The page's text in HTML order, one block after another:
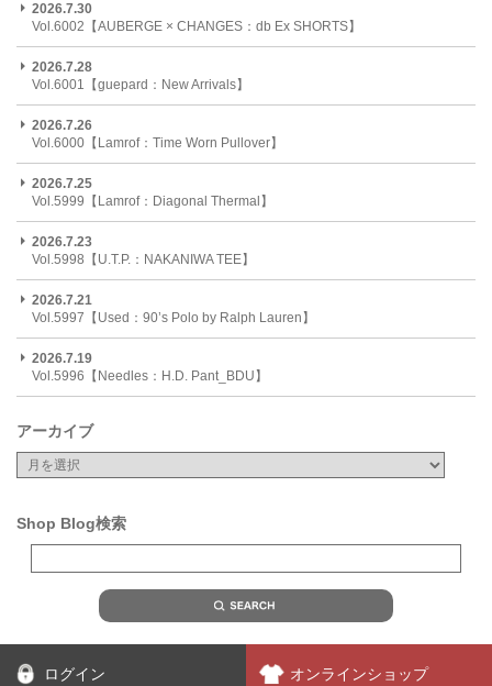
2026.7.30
Vol.6002【AUBERGE × CHANGES：db Ex SHORTS】
2026.7.28
Vol.6001【guepard：New Arrivals】
2026.7.26
Vol.6000【Lamrof：Time Worn Pullover】
2026.7.25
Vol.5999【Lamrof：Diagonal Thermal】
2026.7.23
Vol.5998【U.T.P.：NAKANIWA TEE】
2026.7.21
Vol.5997【Used：90’s Polo by Ralph Lauren】
2026.7.19
Vol.5996【Needles：H.D. Pant_BDU】
アーカイブ
Shop Blog検索
ログイン オンラインショップ